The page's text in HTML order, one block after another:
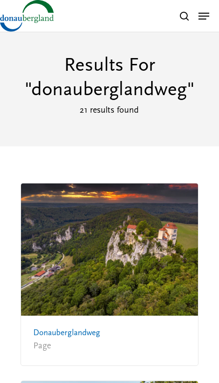
to
main
search
Results For
"donauberglandweg"
21 results found
Donauberglandweg
Page
Close